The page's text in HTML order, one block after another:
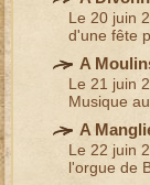
Le 20 juin
d'une fête
A
Le 21 juin
Musique
A
Le 22 juin
l'orgue de